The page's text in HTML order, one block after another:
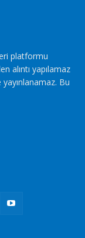
platformu
alıntı yapılamaz
Bu